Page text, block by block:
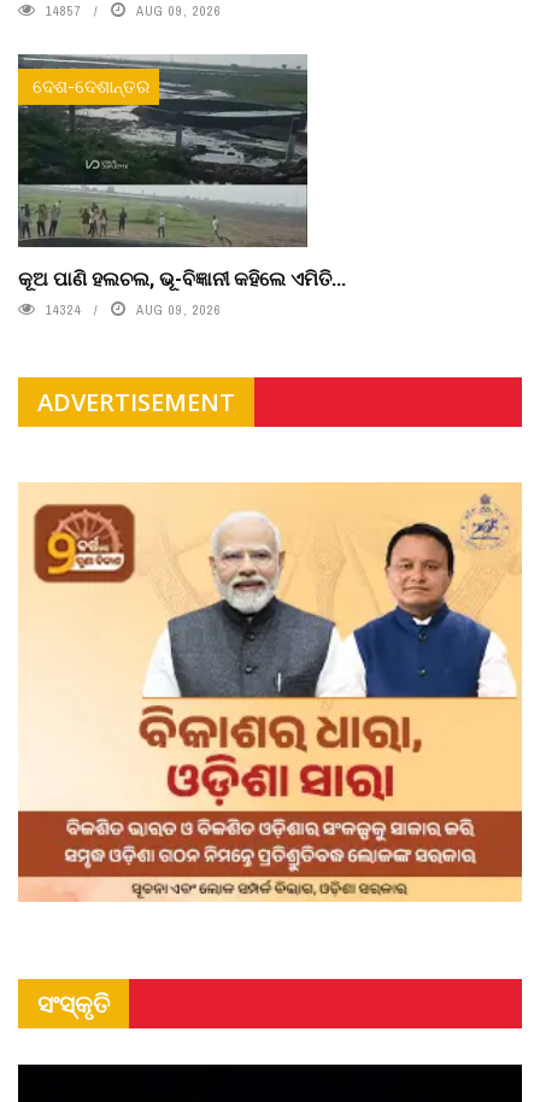
14857 AUG 09, 2026
ଦେଶ-ଦେଶାନ୍ତର
କୂଅ ପାଣି ହଲଚଲ, ଭୂ-ବିଜ୍ଞାନୀ କହିଲେ ଏମିତି...
14324 AUG 09, 2026
ADVERTISEMENT
ସଂସ୍କୃତି